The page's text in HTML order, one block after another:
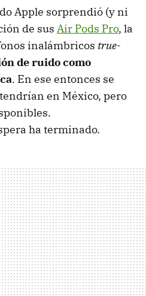
Apple sorprendió (y ni
de sus Air Pods Pro, la
inalámbricos true-
de ruido como
. En ese entonces se
en México, pero
ha terminado.